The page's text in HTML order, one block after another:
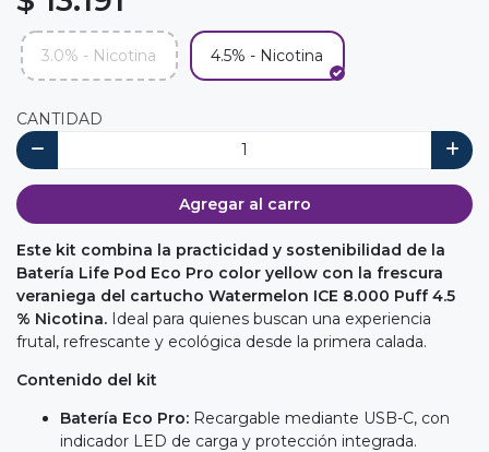
3.0% - Nicotina 4.5% - Nicotina
CANTIDAD
Agregar al carro
Este kit combina la practicidad y sostenibilidad de la
Batería Life Pod Eco Pro color yellow con la frescura
veraniega del cartucho Watermelon ICE 8.000 Puff 4.5
% Nicotina. Ideal para quienes buscan una experiencia
frutal, refrescante y ecológica desde la primera calada.
Contenido del kit
Batería Eco Pro: Recargable mediante USB-C, con
indicador LED de carga y protección integrada.